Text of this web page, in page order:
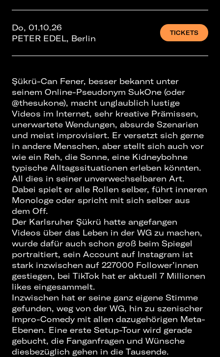
Do, 01.10.26
PETER EDEL, Berlin
TICKETS
Şükrü-Can Fener, besser bekannt unter
seinem Online-Pseudonym SukOne (oder
@thesukone), macht unglaublich lustige
Videos im Internet, sehr kreative Prämissen,
unerwartete Wendungen, absurde Szenarien
und meist improvisiert. Er versetzt sich gerne
in andere Menschen, aber stellt sich auch vor
wie ein Reh, die Sonne, eine Kidneybohne
typische Alltagssituationen erleben könnten.
All dies in seiner unverwechselbaren Art.
Dabei spielt er alle Rollen selber, führt inneren
Monologe oder spricht mit sich selber aus
dem Off.
Der Karlsruher Şükrü hatte angefangen
Videos über das Leben in der WG zu machen,
wurde dafür auch schon groß beim Spiegel
portraitiert, sein Account auf Instagram ist
stark inzwischen auf 227000 Follower’innen
gestiegen, bei TikTok hat er aktuell 7 Millionen
likes eingesammelt.
Inzwischen hat er seine ganz eigene Stimme
gefunden, weg von der WG, hin zu szenischer
Impro-Comedy mit allen dazugehörigen Meta-
Ebenen. Eine erste Setup-Tour wird gerade
gebucht, die Fanganfragen und Wünsche
diesbezüglich gehen in die Tausende.